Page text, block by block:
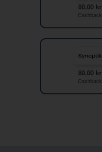
80,00 kr
Cashback
80,00 kr
Cashback